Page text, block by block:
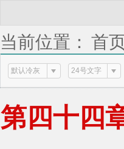
当前位置： 首
调，与虾吐司
默认冷灰 24号文字
第四十四